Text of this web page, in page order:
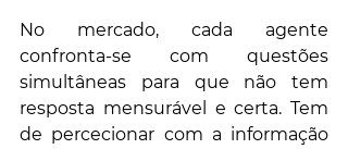
No mercado, cada agente
confronta-se com questões
simultâneas para que não tem
resposta mensurável e certa. Tem
de percecionar com a informação